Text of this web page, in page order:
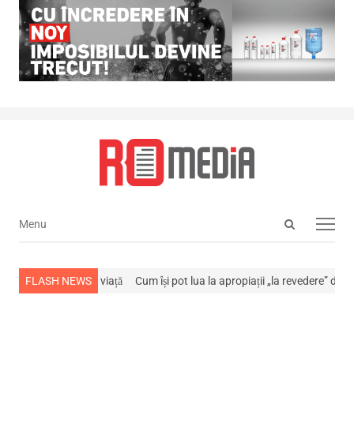
Open
Menu
Menu
FLASH NEWS
s-a stins din viață Cum își pot lua la apropiații „la revedere” de la…